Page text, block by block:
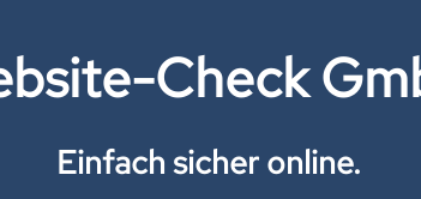
Check
Einfach sicher online.